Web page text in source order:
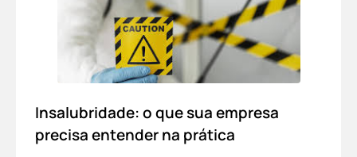
Insalubridade: o que sua empresa
precisa entender na prática